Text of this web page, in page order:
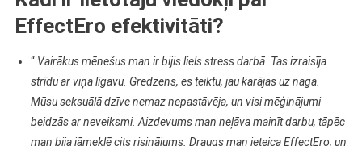
EffectEro efektivitāti?
“ Vairākus mēnešus man ir bijis liels stress darbā. Tas izraisīja
strīdu ar viņa līgavu. Gredzens, es teiktu, jau karājas uz naga.
Mūsu seksuālā dzīve nemaz nepastāvēja, un visi mēģinājumi
beidzās ar neveiksmi. Aizdevums man neļāva mainīt darbu, tāpēc
man bija jāmeklē cits risinājums. Draugs man ieteica EffectEro, un